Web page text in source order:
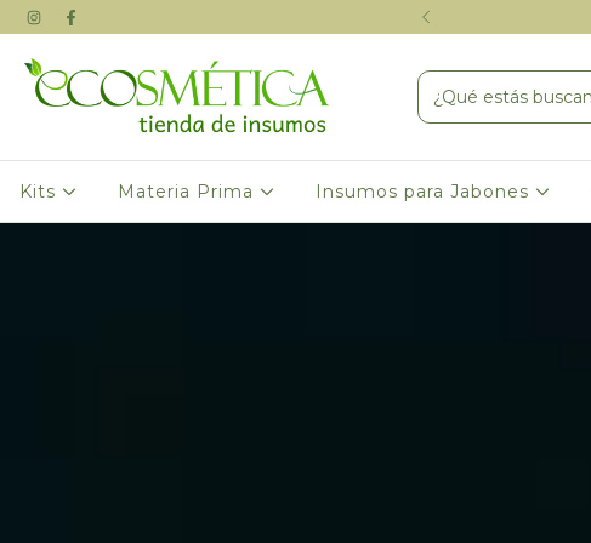
FABRICAR COSMETICA ARTESANAL
Kits Materia Prima Insumos para Jabones